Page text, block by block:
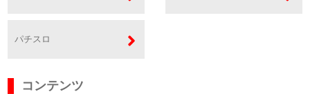
パチスロ
コンテンツ